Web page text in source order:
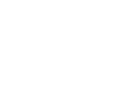
When he
there a
their herds
them he